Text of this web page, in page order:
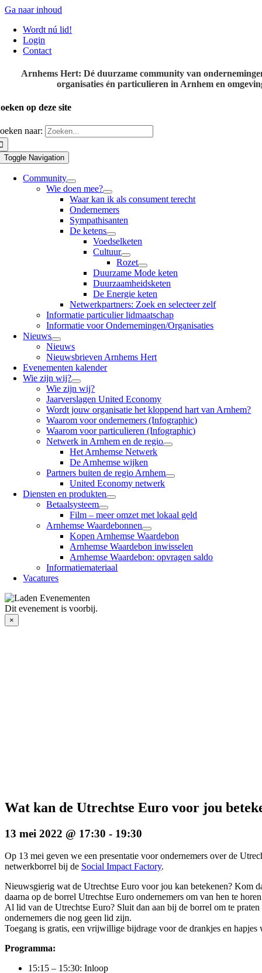
Ga naar inhoud
Wordt nú lid!
Login
Contact
Arnhems Hert: Dé duurzame community van
organisaties én particulieren in Arnhem en
op deze site
naar:
Toggle Navigation
Community
Wie doen mee?
Waar kan ik als consument terecht
Ondernemers
Sympathisanten
De ketens
Voedselketen
Cultuur
Rozet
Duurzame Mode keten
Duurzaamheidsketen
De Energie keten
Netwerkpartners: Zoek en selecteer zelf
Informatie particulier lidmaatschap
Informatie voor Ondernemingen/Organisaties
Nieuws
Nieuws
Nieuwsbrieven Arnhems Hert
Evenementen kalender
Wie zijn wij?
Wie zijn wij?
Jaarverslagen United Economy
Wordt jouw organisatie het kloppend hart van Arnhem?
Waarom voor ondernemers (Infographic)
Waarom voor particulieren (Infographic)
Netwerk in Arnhem en de regio
Het Arnhemse Netwerk
De Arnhemse wijken
Partners buiten de regio Arnhem
United Economy netwerk
Diensten en produkten
Betaalsysteem
Film – meer omzet met lokaal geld
Arnhemse Waardebonnen
Kopen Arnhemse Waardebon
Arnhemse Waardebon inwisselen
Arnhemse Waardebon: opvragen saldo
Informatiemateriaal
Vacatures
Dit evenement is voorbij.
×
Wat kan de Utrechtse Euro voor jou
13 mei 2022 @ 17:30 - 19:30
Op 13 mei geven we een presentatie voor ondernemers over de
netwerkborrel bij de Social Impact Factory.
Nieuwsgierig wat de Utrechtse Euro voor jou kan betekenen? Kom
daarna op de borrel Utrechtse Euro ondernemers om van hen te
Al lid van de Utrechtse Euro? Sluit dan aan bij de borrel om te
ondernemers die nog geen lid zijn.
Toegang is gratis, een vrijwillige bijdrage voor de drankjes en hapjes
Programma:
15:15 – 15:30: Inloop